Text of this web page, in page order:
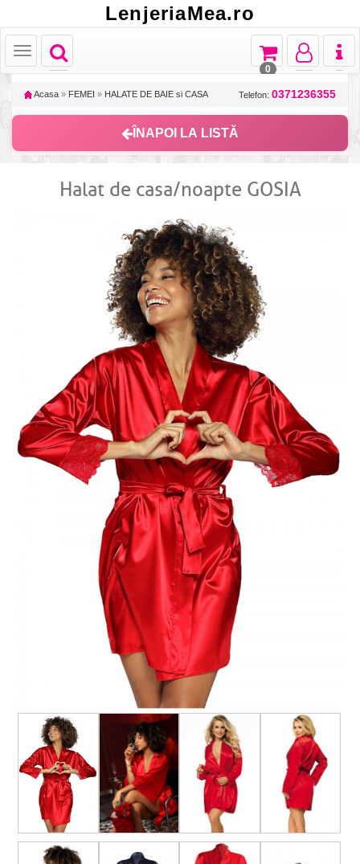
LenjeriaMea.ro
Toggle
navigation
Toggle
Toggle
navigation
Toggle
navigation
Toggle
navigation
0
Acasa » FEMEI » HALATE DE BAIE si CASA Telefon: 0371236355
ÎNAPOI LA LISTĂ
Halat de casa/noapte GOSIA